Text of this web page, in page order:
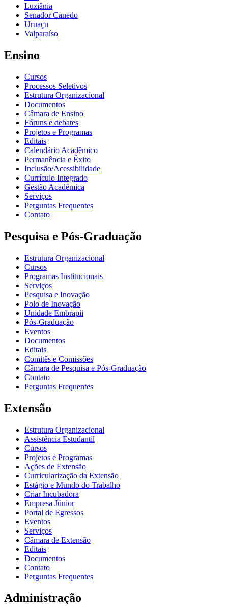
Luziânia
Senador Canedo
Uruaçu
Valparaíso
Ensino
Cursos
Processos Seletivos
Estrutura Organizacional
Documentos
Câmara de Ensino
Fóruns e debates
Projetos e Programas
Editais
Calendário Acadêmico
Permanência e Êxito
Inclusão/Acessibilidade
Currículo Integrado
Gestão Acadêmica
Serviços
Perguntas Frequentes
Contato
Pesquisa e Pós-Graduação
Estrutura Organizacional
Cursos
Programas Institucionais
Serviços
Pesquisa e Inovação
Polo de Inovação
Unidade Embrapii
Pós-Graduação
Eventos
Documentos
Editais
Comitês e Comissões
Câmara de Pesquisa e Pós-Graduação
Contato
Perguntas Frequentes
Extensão
Estrutura Organizacional
Assistência Estudantil
Cursos
Projetos e Programas
Ações de Extensão
Curricularização da Extensão
Estágio e Mundo do Trabalho
Criar Incubadora
Empresa Júnior
Portal de Egressos
Eventos
Serviços
Câmara de Extensão
Editais
Documentos
Contato
Perguntas Frequentes
Administração